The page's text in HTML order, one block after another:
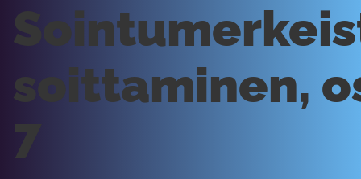
soittaminen,
7